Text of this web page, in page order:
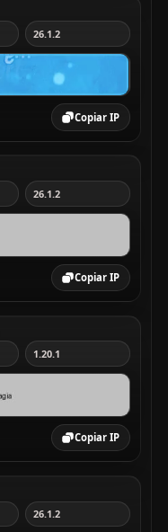
Copiar IP
26.1.2
Copiar IP
26.1.2
Copiar IP
1.20.1
26.1.2